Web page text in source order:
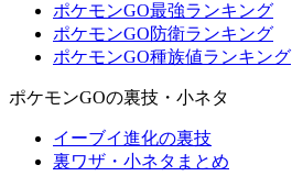
ポケモンGO最強ランキング
ポケモンGO防衛ランキング
ポケモンGO種族値ランキング
ポケモンGOの裏技・小ネタ
イーブイ進化の裏技
裏ワザ・小ネタまとめ